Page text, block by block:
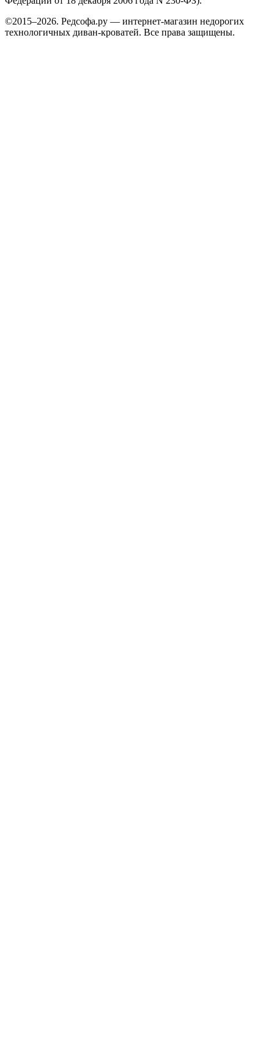
©2015–2026. Редсофа.ру — интернет-магазин недорогих
технологичных диван-кроватей. Все права защищены.